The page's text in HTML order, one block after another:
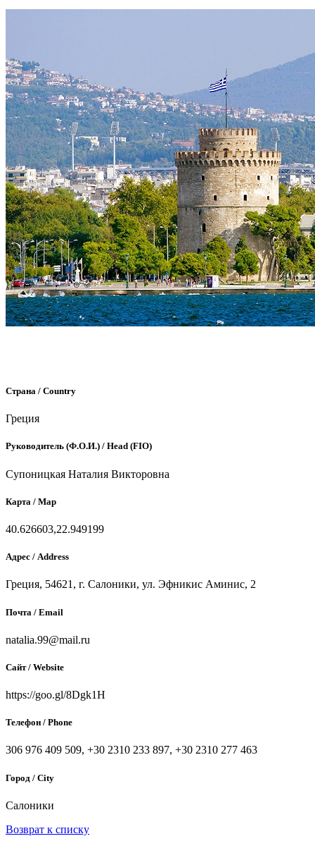
Страна / Country
Греция
Руководитель (Ф.О.И.) / Head (FIO)
Супоницкая Наталия Викторовна
Карта / Map
40.626603,22.949199
Адрес / Address
Греция, 54621, г. Салоники, ул. Эфникис Аминис, 2
Почта / Email
natalia.99@mail.ru
Сайт / Website
https://goo.gl/8Dgk1H
Телефон / Phone
306 976 409 509, +30 2310 233 897, +30 2310 277 463
Город / City
Салоники
Возврат к списку